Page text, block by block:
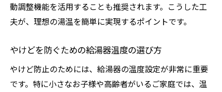
動調整機能を活用することも推奨されます。こうした工
夫が、理想の湯温を簡単に実現するポイントです。
やけどを防ぐための給湯器温度の選び方
やけど防止のためには、給湯器の温度設定が非常に重要
です。特に小さなお子様や高齢者がいるご家庭では、温